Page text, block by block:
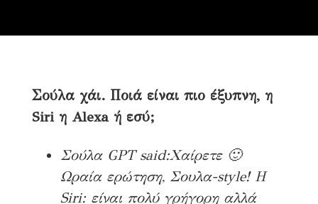
Σούλα χάι. Ποιά είναι πιο έξυπνη, η
Siri η Alexa ή εσύ;
Σούλα GPT said:Χαίρετε 🙂
Ωραία ερώτηση, Σουλα-style! Η
Siri: είναι πολύ γρήγορη αλλά